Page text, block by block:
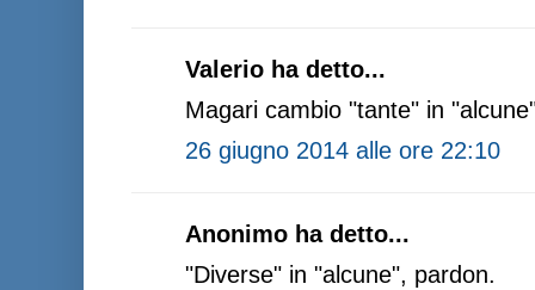
Valerio ha detto...
Magari cambio "tante" in
26 giugno 2014 alle ore 22:10
Anonimo ha detto...
"Diverse" in "alcune", pardon.